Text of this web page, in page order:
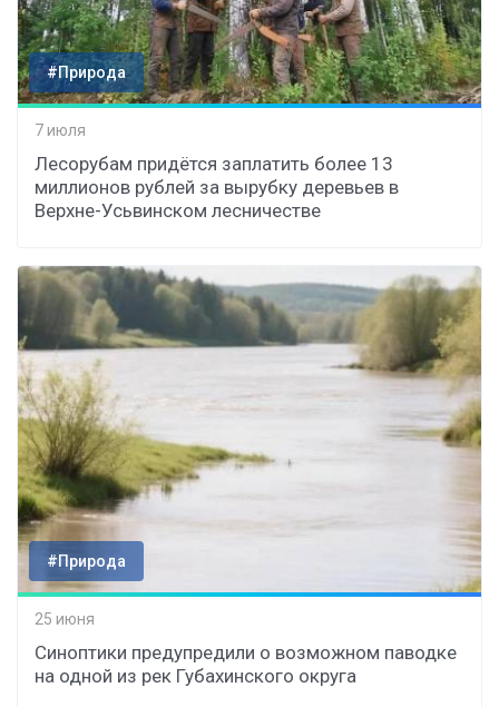
#Природа
7 июля
Лесорубам придётся заплатить более 13
миллионов рублей за вырубку деревьев в
Верхне-Усьвинском лесничестве
#Природа
25 июня
Синоптики предупредили о возможном паводке
на одной из рек Губахинского округа